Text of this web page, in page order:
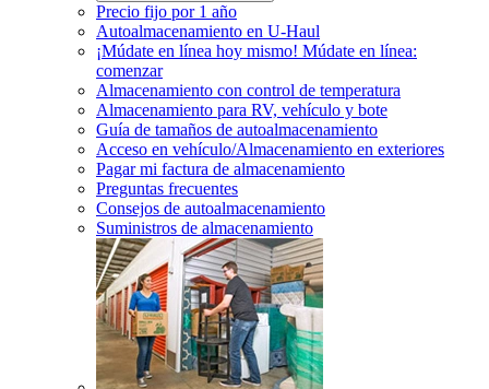
Precio fijo por 1 año
Autoalmacenamiento en U-Haul
¡Múdate en línea hoy mismo! Múdate en línea:
comenzar
Almacenamiento con control de temperatura
Almacenamiento para RV, vehículo y bote
Guía de tamaños de autoalmacenamiento
Acceso en vehículo/Almacenamiento en exteriores
Pagar mi factura de almacenamiento
Preguntas frecuentes
Consejos de autoalmacenamiento
Suministros de almacenamiento